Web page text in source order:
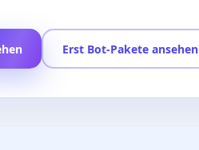
Erst Bot-Pakete ansehen